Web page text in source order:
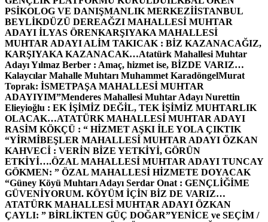
PSİKOLOG VE DANIŞMANLIK MERKEZİİSTANBUL
BEYLİKDÜZÜ DEREAĞZI MAHALLESİ MUHTAR
ADAYI İLYAS ÖRENKARŞIYAKA MAHALLESİ
MUHTAR ADAYI ALİM TAKICAK : BİZ KAZANACAĞIZ,
KARŞIYAKA KAZANACAK…Atatürk Mahallesi Muhtar
Adayı Yılmaz Berber : Amaç, hizmet ise, BİZDE VARIZ…
Kalaycılar Mahalle Muhtarı Muhammet KaradöngelMurat
Toprak: İSMETPAŞA MAHALLESİ MUHTAR
ADAYIYIM”Menderes Mahallesi Muhtar Adayı Nurettin
Elieyioğlu : EK İŞİMİZ DEĞİL, TEK İŞİMİZ MUHTARLIK
OLACAK…ATATÜRK MAHALLESİ MUHTAR ADAYI
RASİM KÖKÇÜ : “ HİZMET AŞKI İLE YOLA ÇIKTIK
“YİRMİBEŞLER MAHALLESİ MUHTAR ADAYI ÖZKAN
KAHVECİ : VERİN BİZE YETKİYİ, GÖRÜN
ETKİYİ….ÖZAL MAHALLESİ MUHTAR ADAYI TUNCAY
GÖKMEN: ” ÖZAL MAHALLESİ HİZMETE DOYACAK
“Güney Köyü Muhtarı Adayı Serdar Onat : GENÇLİĞİME
GÜVENİYORUM. KÖYÜM İÇİN BİZ DE VARIZ…
ATATÜRK MAHALLESİ MUHTAR ADAYI ÖZKAN
ÇAYLI: ” BİRLİKTEN GÜÇ DOĞAR”YENİCE ve SEÇİM /